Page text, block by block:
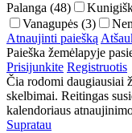
Palanga (48)
Vanagupės (3)
Atnaujinti paiešką
Paieška žemėlapyje
Prisijunkite Registruotis
Čia rodomi daugiausiai
skelbimai. Reitingas
kalendoriaus
Supratau